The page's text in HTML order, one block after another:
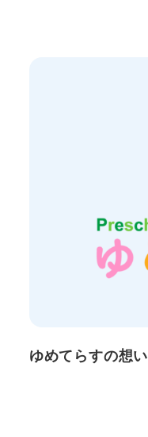
ゆめてらすの想い